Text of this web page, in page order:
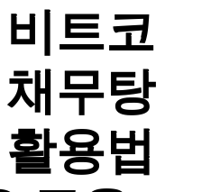
트코
무탕
용법